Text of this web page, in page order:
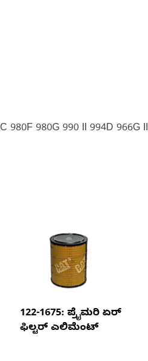
980F 980G 990 II 994D 966G II
122-1675: ಪ್ರೈಮರಿ ಏರ್
ಫಿಲ್ಟರ್ ಎಲಿಮೆಂಟ್